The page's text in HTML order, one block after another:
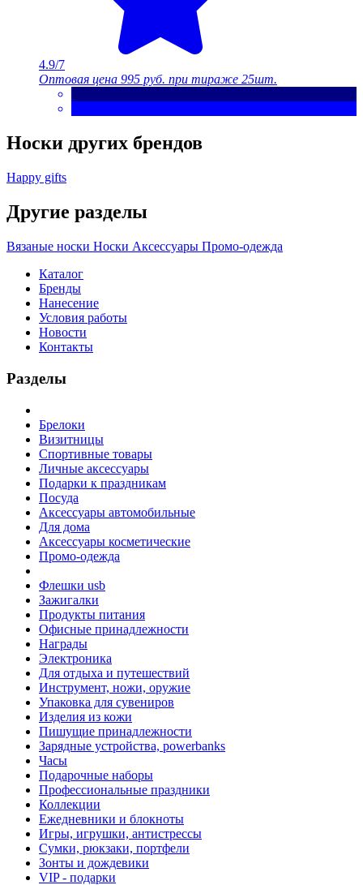
4.9/7
Оптовая цена 995 руб. при тираже 25шт.
Носки других брендов
Happy gifts
Другие разделы
Вязаные носки Носки Аксессуары Промо-одежда
Каталог
Бренды
Нанесение
Условия работы
Новости
Контакты
Разделы
Брелоки
Визитницы
Спортивные товары
Личные аксессуары
Подарки к праздникам
Посуда
Аксессуары автомобильные
Для дома
Аксессуары косметические
Промо-одежда
Флешки usb
Зажигалки
Продукты питания
Офисные принадлежности
Награды
Электроника
Для отдыха и путешествий
Инструмент, ножи, оружие
Упаковка для сувениров
Изделия из кожи
Пишущие принадлежности
Зарядные устройства, powerbanks
Часы
Подарочные наборы
Профессиональные праздники
Коллекции
Ежедневники и блокноты
Игры, игрушки, антистрессы
Сумки, рюкзаки, портфели
Зонты и дождевики
VIP - подарки